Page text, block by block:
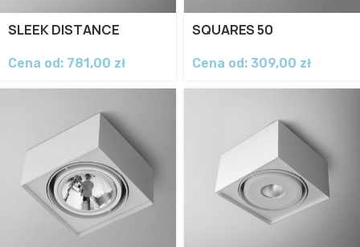
SLEEK DISTANCE
Cena od: 781,00 zł
SQUARES 50
Cena od: 309,00 zł